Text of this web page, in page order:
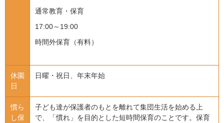
通常教育・保育
17:00～19:00
時間外保育（有料）
休園
日
日曜・祝日、年末年始
慣ら
し保
子ども達が保護者のもとを離れて集団生活を始める上
で、「慣れ」を目的とした短時間保育のことです。保育